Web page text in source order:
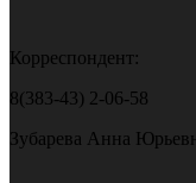
Корреспондент:
8(383-43) 2-06-58
Зубарева Анна